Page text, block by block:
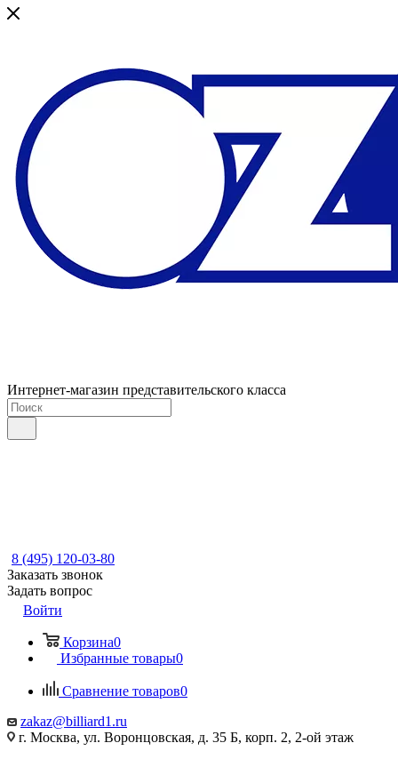
Интернет-магазин представительского класса
8 (495) 120-03-80
Заказать звонок
Задать вопрос
Войти
Корзина0
Избранные товары0
Сравнение товаров0
zakaz@billiard1.ru
г. Москва, ул. Воронцовская, д. 35 Б, корп. 2, 2-ой этаж